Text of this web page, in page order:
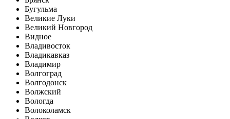
Бугульма
Великие Луки
Великий Новгород
Видное
Владивосток
Владикавказ
Владимир
Волгоград
Волгодонск
Волжский
Вологда
Волоколамск